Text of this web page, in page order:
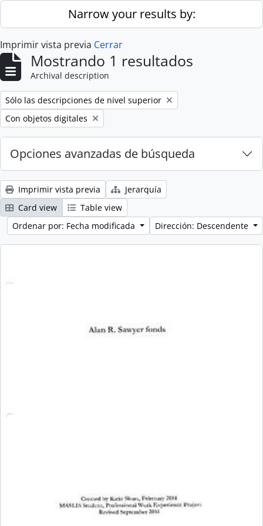
Skip to main contentNarrow your results by:
Imprimir vista previa Cerrar
Mostrando 1 resultados
Archival description
Remove filter:
Sólo las descripciones de nivel superior
Remove filter:
Con objetos digitales
Opciones avanzadas de búsqueda
Imprimir vista previa
Jerarquía
Card view
Table view
Ordenar por: Fecha modificada
Dirección: Descendente